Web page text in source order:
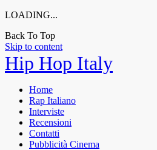
LOADING...
Back To Top
Skip to content
Hip Hop Italy
Home
Rap Italiano
Interviste
Recensioni
Contatti
Pubblicità Cinema